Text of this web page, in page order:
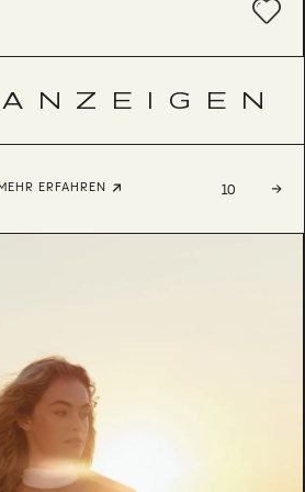
ERFAHREN 10